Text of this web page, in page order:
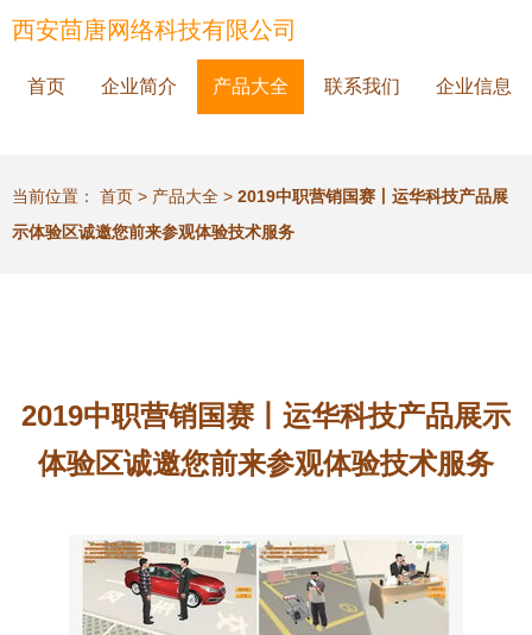
西安茴唐网络科技有限公司
首页 企业简介 产品大全 联系我们 企业信息
当前位置： 首页 > 产品大全 > 2019中职营销国赛丨运华科技产品展
示体验区诚邀您前来参观体验技术服务
2019中职营销国赛丨运华科技产品展示
体验区诚邀您前来参观体验技术服务